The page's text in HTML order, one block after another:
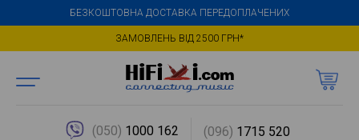
БЕЗКОШТОВНА ДОСТАВКА ПЕРЕДОПЛАЧЕНИХ
ЗАМОВЛЕНЬ ВІД 2500 ГРН*
(050) 1000 162 (096) 1715 520